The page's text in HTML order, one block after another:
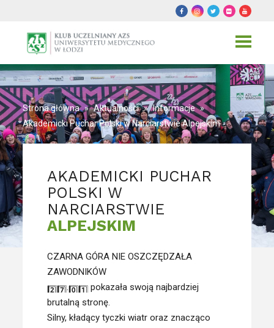
Toggle
Strona główna » Aktualności » Informacje »
Akademicki Puchar Polski w Narciarstwie Alpejskim
AKADEMICKI PUCHAR
POLSKI W
NARCIARSTWIE
ALPEJSKIM
CZARNA GÓRA NIE OSZCZĘDZAŁA
ZAWODNIKÓW
.
pokazała swoją najbardziej
brutalną stronę.
Silny, kładący tyczki wiatr oraz znacząco